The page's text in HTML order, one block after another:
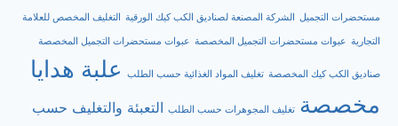
مستحضرات التجميل الشركة المصنعة لصناديق الكب كيك الورقية التغليف المخصص للعلامة
التجارية عبوات مستحضرات التجميل المخصصة عبوات مستحضرات التجميل المخصصة
صناديق الكب كيك المخصصة تغليف المواد الغذائية حسب الطلب
علبة هدايا
مخصصة تغليف المجوهرات حسب الطلب التعبئة والتغليف حسب